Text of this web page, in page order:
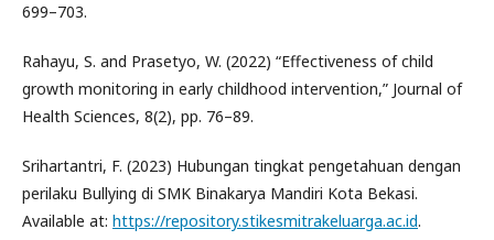
699–703.
Rahayu, S. and Prasetyo, W. (2022) “Effectiveness of child
growth monitoring in early childhood intervention,” Journal of
Health Sciences, 8(2), pp. 76–89.
Srihartantri, F. (2023) Hubungan tingkat pengetahuan dengan
perilaku Bullying di SMK Binakarya Mandiri Kota Bekasi.
Available at: https://repository.stikesmitrakeluarga.ac.id.